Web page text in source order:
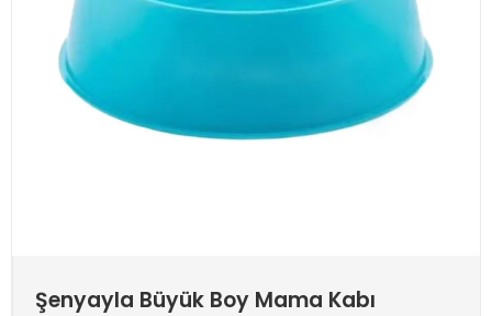
Şenyayla Büyük Boy Mama Kabı